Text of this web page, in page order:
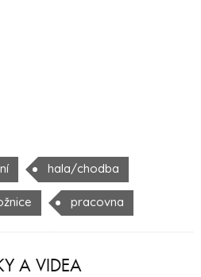
hala/chodba
pracovna
A VIDEA